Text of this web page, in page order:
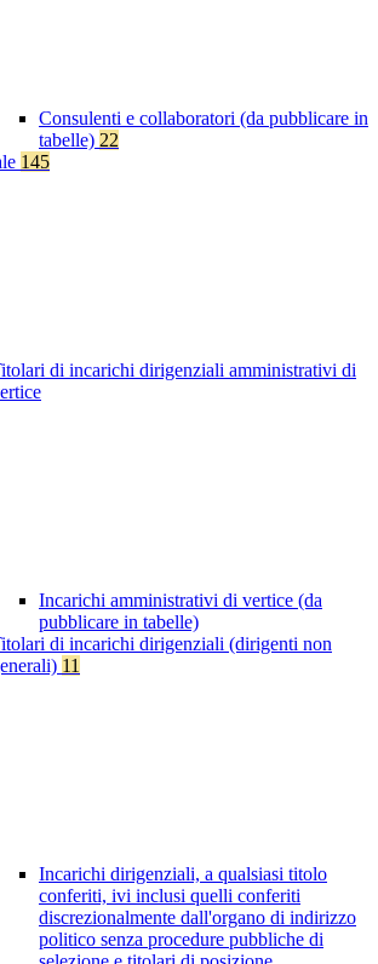
Consulenti e collaboratori (da pubblicare in
tabelle) 22
145
di incarichi dirigenziali amministrativi di
Incarichi amministrativi di vertice (da
pubblicare in tabelle)
di incarichi dirigenziali (dirigenti non
11
Incarichi dirigenziali, a qualsiasi titolo
conferiti, ivi inclusi quelli conferiti
discrezionalmente dall'organo di indirizzo
politico senza procedure pubbliche di